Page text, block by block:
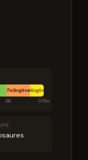
PaléogèneNéogène
66 0 Ma